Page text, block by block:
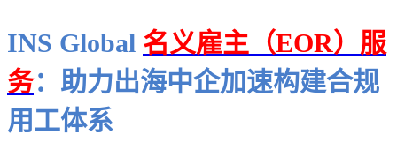
INS Global 名义雇主（EOR）服
务：助力出海中企加速构建合规
用工体系